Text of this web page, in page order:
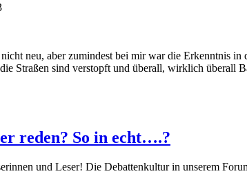
neu, aber zumindest bei mir war die Erkenntnis
Straßen sind verstopft und überall, wirklich überall
reden? So in echt….?
und Leser! Die Debattenkultur in unserem